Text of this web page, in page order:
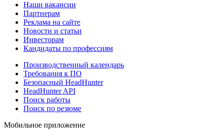
Наши вакансии
Партнерам
Реклама на сайте
Новости и статьи
Инвесторам
Кандидаты по профессиям
Производственный календарь
Требования к ПО
Безопасный HeadHunter
HeadHunter API
Поиск работы
Поиск по резюме
Мобильное приложение